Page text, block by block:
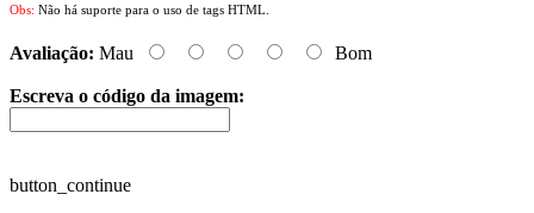
Obs: Não há suporte para o uso de tags HTML.
Avaliação: Mau Bom
Escreva o código da imagem:
button_continue